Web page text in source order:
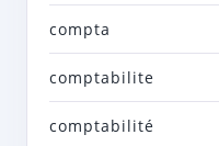
compta
comptabilite
comptabilité